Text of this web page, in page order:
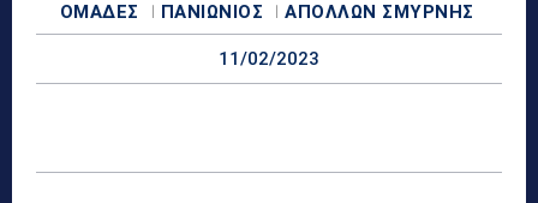
ΟΜΆΔΕΣ ΠΑΝΙΏΝΙΟΣ ΑΠΌΛΛΩΝ ΣΜΎΡΝΗΣ
11/02/2023